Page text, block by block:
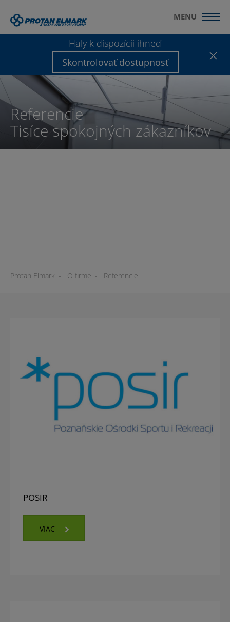
Haly k dispozícii ihneď
Skontrolovať dostupnosť
MENU
Referencie
Tisíce spokojných zákazníkov
Protan Elmark - O firme - Referencie
POSIR
VIAC